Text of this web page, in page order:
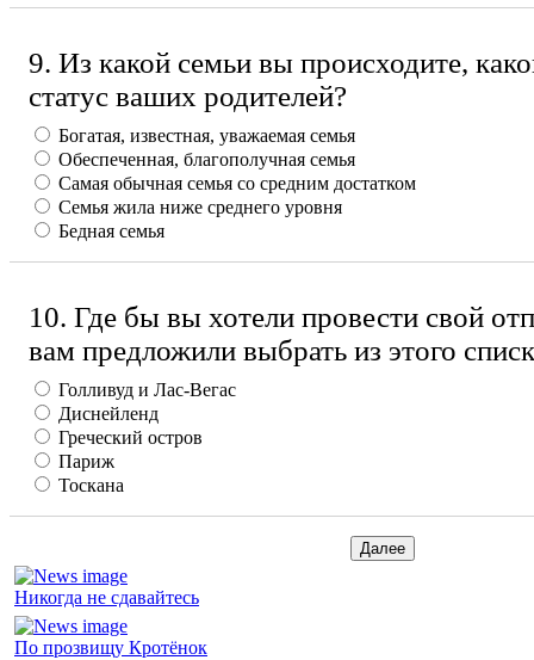
9. Из какой семьи вы происходите,
статус ваших родителей?
Богатая, известная, уважаемая семья
Обеспеченная, благополучная семья
Самая обычная семья со средним достатком
Семья жила ниже среднего уровня
Бедная семья
10. Где бы вы хотели провести свой
вам предложили выбрать из этого
Голливуд и Лас-Вегас
Диснейленд
Греческий остров
Париж
Тоскана
Никогда не сдавайтесь
По прозвищу Кротёнок